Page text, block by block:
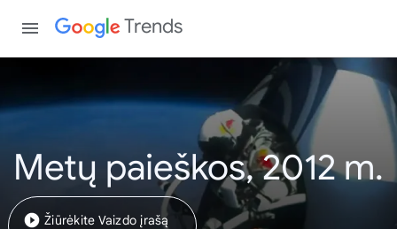
Trends
Metų paieškos, 2012 m.
Žiūrėkite Vaizdo įrašą